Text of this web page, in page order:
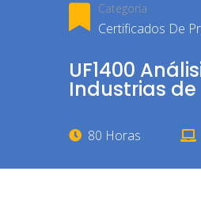
Categoría
Certificados De
UF1400
Industrias
80 Horas